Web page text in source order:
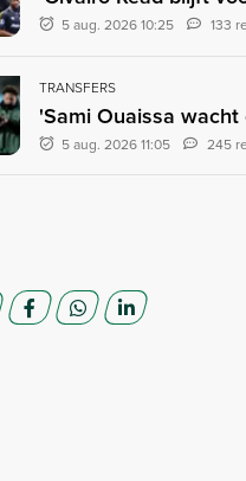
5 aug. 2026 10:25 133
TRANSFERS
'Sami Ouaissa
5 aug. 2026 11:05 245